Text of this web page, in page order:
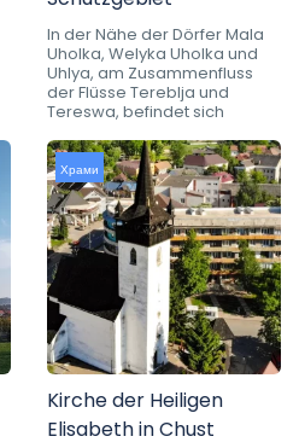
In der Nähe der Dörfer Mala
Uholka, Welyka Uholka und
Uhlya, am Zusammenfluss
der Flüsse Tereblja und
Tereswa, befindet sich
Храми
Kirche der Heiligen
Elisabeth in Chust